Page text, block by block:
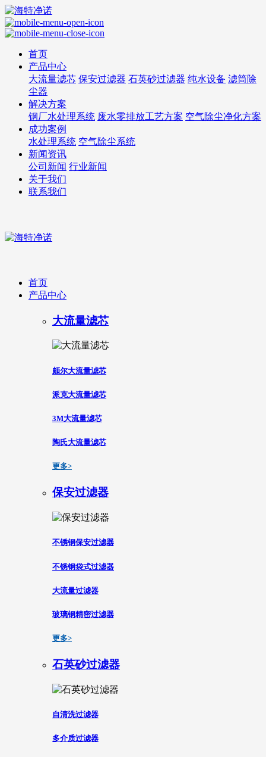
首页
产品中心
大流量滤芯 保安过滤器 石英砂过滤器 纯水设备 滤筒除
尘器
解决方案
钢厂水处理系统 废水零排放工艺方案 空气除尘净化方案
成功案例
水处理系统 空气除尘系统
新闻资讯
公司新闻 行业新闻
关于我们
联系我们
首页
产品中心
大流量滤芯
颇尔大流量滤芯
派克大流量滤芯
3M大流量滤芯
陶氏大流量滤芯
更多>
保安过滤器
不锈钢保安过滤器
不锈钢袋式过滤器
大流量过滤器
玻璃钢精密过滤器
更多>
石英砂过滤器
自清洗过滤器
多介质过滤器